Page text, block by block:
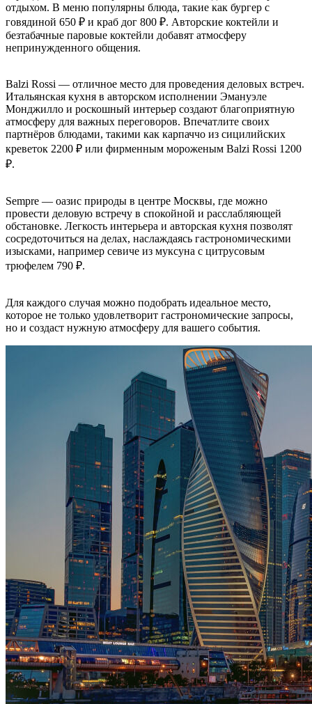
отдыхом. В меню популярны блюда, такие как бургер с
говядиной 650 ₽ и краб дог 800 ₽. Авторские коктейли и
безтабачные паровые коктейли добавят атмосферу
непринужденного общения.
Balzi Rossi — отличное место для проведения деловых встреч.
Итальянская кухня в авторском исполнении Эмануэле
Монджилло и роскошный интерьер создают благоприятную
атмосферу для важных переговоров. Впечатлите своих
партнёров блюдами, такими как карпаччо из сицилийских
креветок 2200 ₽ или фирменным мороженым Balzi Rossi 1200
₽.
Sempre — оазис природы в центре Москвы, где можно
провести деловую встречу в спокойной и расслабляющей
обстановке. Легкость интерьера и авторская кухня позволят
сосредоточиться на делах, наслаждаясь гастрономическими
изысками, например севиче из муксуна с цитрусовым
трюфелем 790 ₽.
Для каждого случая можно подобрать идеальное место,
которое не только удовлетворит гастрономические запросы,
но и создаст нужную атмосферу для вашего события.